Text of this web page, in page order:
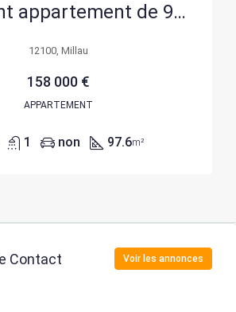
Charmant appartement de 97,6 m² au centre-ville de Millau à vendre
12100, Millau
158 000 €
APPARTEMENT
1 non 97.6m²
Contact Voir les annonces